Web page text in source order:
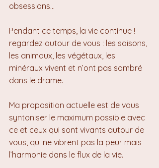
obsessions…
Pendant ce temps, la vie continue !
regardez autour de vous : les saisons,
les animaux, les végétaux, les
minéraux vivent et n’ont pas sombré
dans le drame.
Ma proposition actuelle est de vous
syntoniser le maximum possible avec
ce et ceux qui sont vivants autour de
vous, qui ne vibrent pas la peur mais
l’harmonie dans le flux de la vie.